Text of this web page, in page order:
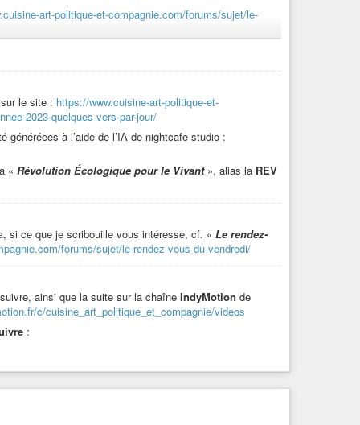
vidéo cette histoire poétique) :
https://www.cuisine-art-politique-et-
quelques-vers-par-jour/
art-politique-et-compagnie.com/forums/sujet/le-
Écologique pour le Vivant», alias la REV :
au 24 août. Cf.
2025.pdf
watch?v=QC6vSVRA23Y
:
art-politique-et-compagnie.com/forums/sujet/le-
sur indymotion.fr, alors si pas encore vues lesvidéos
cetera
si pas encore écouté, [ Histoire poétique à suivre]
sur cette histoire poétique) :
idées telles que celles du réseau salariat
salaires:https://www.youtube.com/watch?
de l’alimentation (du transport, du logement etc.)
cou,
cetera, à avoir peur
social élevé ?
sur le site : https://www.cuisine-art-politique-et-
2023-quelques-vers-par-jour/
à l’aide de l’IA de nightcafe studio :
« Révolution Écologique pour le Vivant», alias la REV
si ce que je scribouille vous intéresse, cf. « Le rendez-
forums/sujet/le-rendez-vous-du-vendredi/
ainsi que la suite sur la chaîne IndyMotion de
c/cuisine_art_politique_et_compagnie/videos
: